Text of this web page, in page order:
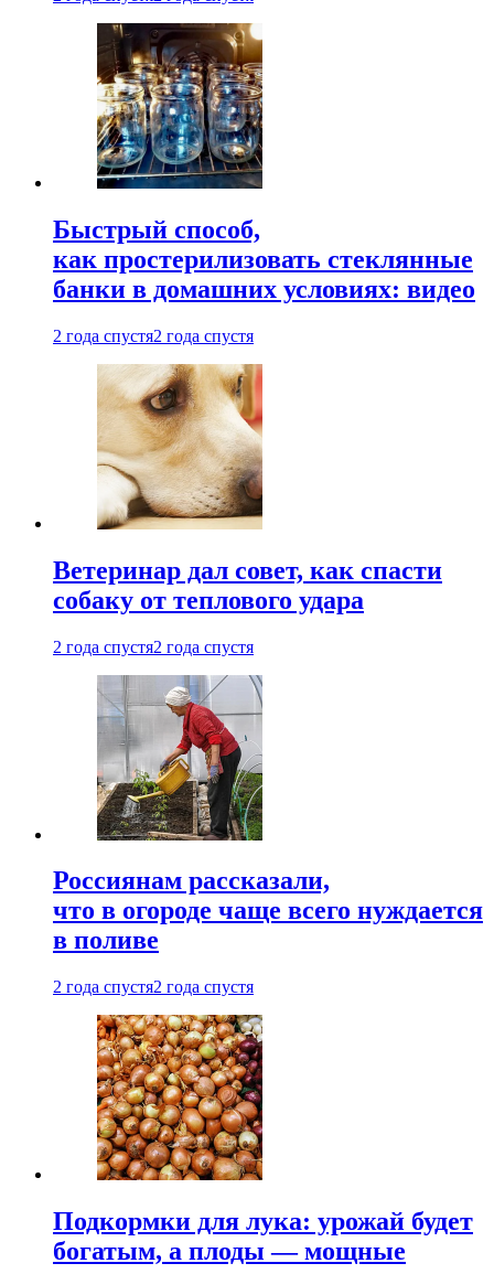
Быстрый способ,
как простерилизовать стеклянные
банки в домашних условиях: видео
2 года спустя2 года спустя
Ветеринар дал совет, как спасти
собаку от теплового удара
2 года спустя2 года спустя
Россиянам рассказали,
что в огороде чаще всего нуждается
в поливе
2 года спустя2 года спустя
Подкормки для лука: урожай будет
богатым, а плоды — мощные